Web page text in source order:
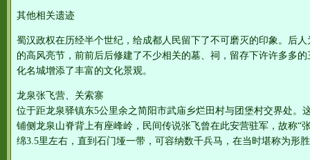
其他相关遗迹
蜀汉政权在历经半个世纪，给成都人民留下了不可磨灭的印象。后
的高风亮节，前前后后修建了不少相关的墓、祠，留存下许许多多
化名城增添了丰富的文化景观。
龙泉张飞营、关索寨
位于距龙泉驿镇东5公里余之简阳市武庙乡烂田村与团堡村交界处。
铺侧龙泉山脊背上有座峰岭，民间传说张飞曾在此安营驻军，故称“
绵3.5里左右，直到石门垭一带，可容纳数千兵马，在当时堪称为形